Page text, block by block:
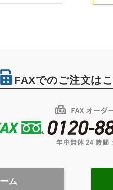
FAXでのご注文は
ム